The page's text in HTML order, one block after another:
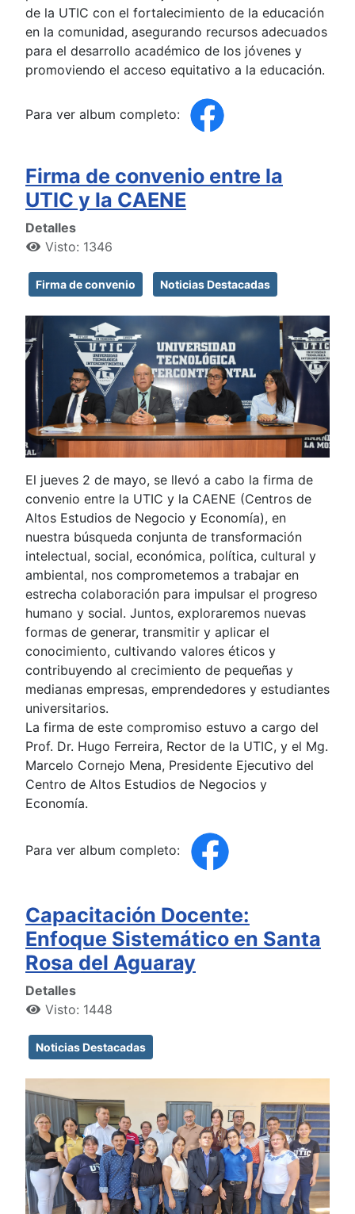
de la UTIC con el fortalecimiento de la educación
en la comunidad, asegurando recursos adecuados
para el desarrollo académico de los jóvenes y
promoviendo el acceso equitativo a la educación.
Para ver album completo:
Firma de convenio entre la
UTIC y la CAENE
Detalles
Visto: 1346
Firma de convenio Noticias Destacadas
El jueves 2 de mayo, se llevó a cabo la firma de
convenio entre la UTIC y la CAENE (Centros de
Altos Estudios de Negocio y Economía), en
nuestra búsqueda conjunta de transformación
intelectual, social, económica, política, cultural y
ambiental, nos comprometemos a trabajar en
estrecha colaboración para impulsar el progreso
humano y social. Juntos, exploraremos nuevas
formas de generar, transmitir y aplicar el
conocimiento, cultivando valores éticos y
contribuyendo al crecimiento de pequeñas y
medianas empresas, emprendedores y estudiantes
universitarios.
La firma de este compromiso estuvo a cargo del
Prof. Dr. Hugo Ferreira, Rector de la UTIC, y el Mg.
Marcelo Cornejo Mena, Presidente Ejecutivo del
Centro de Altos Estudios de Negocios y
Economía.
Para ver album completo:
Capacitación Docente:
Enfoque Sistemático en Santa
Rosa del Aguaray
Detalles
Visto: 1448
Noticias Destacadas